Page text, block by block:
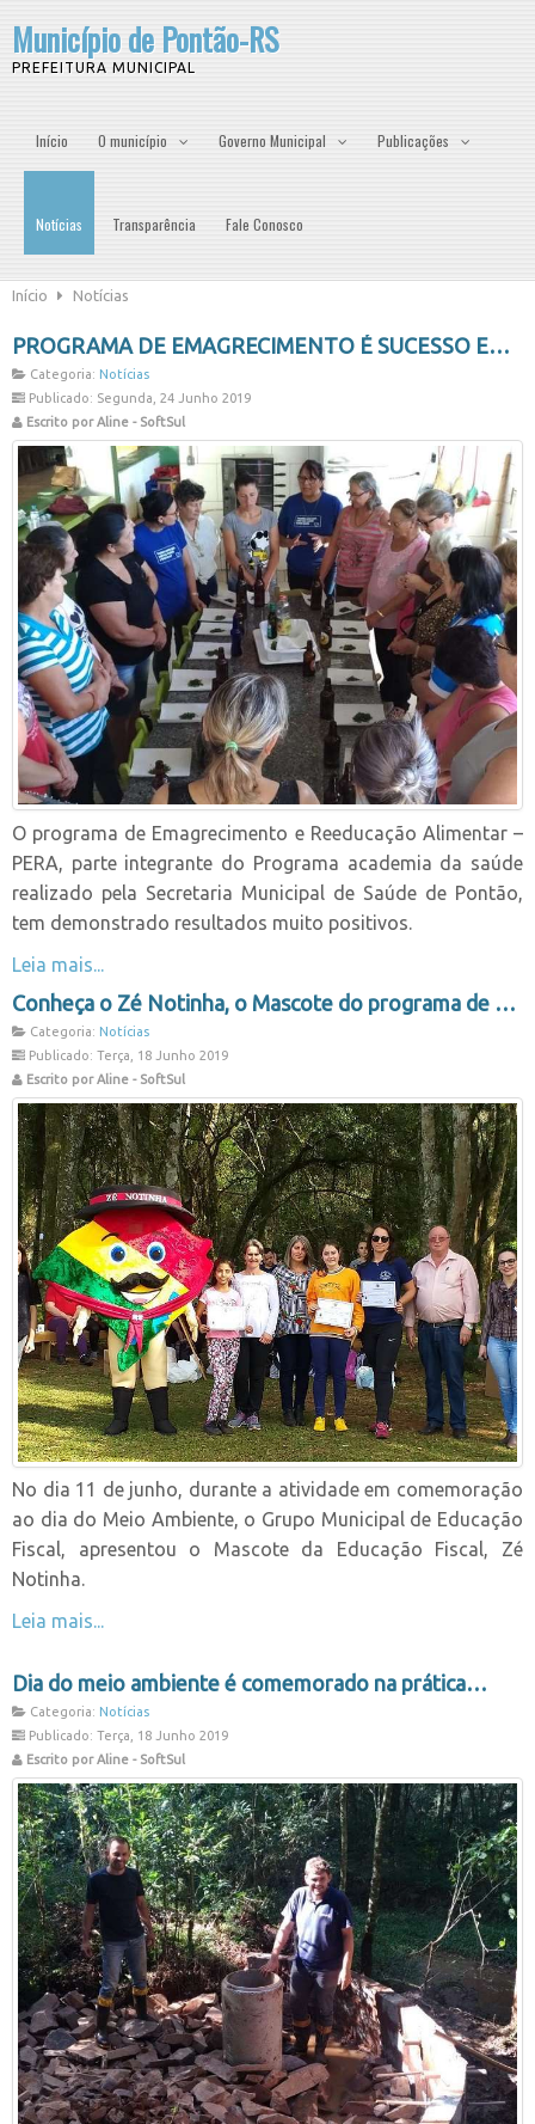
Município de Pontão-RS
PREFEITURA MUNICIPAL
Início O município Governo Municipal Publicações
Notícias Transparência Fale Conosco
Início Notícias
PROGRAMA DE EMAGRECIMENTO É SUCESSO EM PONTÃO
Categoria: Notícias
Publicado: Segunda, 24 Junho 2019
Escrito por Aline - SoftSul
O programa de Emagrecimento e Reeducação Alimentar –
PERA, parte integrante do Programa academia da saúde
realizado pela Secretaria Municipal de Saúde de Pontão,
tem demonstrado resultados muito positivos.
Leia mais...
Conheça o Zé Notinha, o Mascote do programa de Educação Fiscal Municipal
Categoria: Notícias
Publicado: Terça, 18 Junho 2019
Escrito por Aline - SoftSul
No dia 11 de junho, durante a atividade em comemoração
ao dia do Meio Ambiente, o Grupo Municipal de Educação
Fiscal, apresentou o Mascote da Educação Fiscal, Zé
Notinha.
Leia mais...
Dia do meio ambiente é comemorado na prática
Categoria: Notícias
Publicado: Terça, 18 Junho 2019
Escrito por Aline - SoftSul